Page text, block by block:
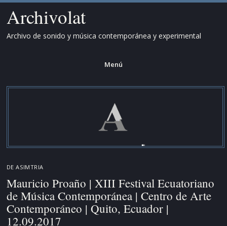
Archivolat
Archivo de sonido y música contemporánea y experimental
Menú
Saltar
DEASIMTRIA
Mauricio Proaño | XIII Festival Ecuatoriano
de Música Contemporánea | Centro de Arte
Contemporáneo | Quito, Ecuador |
12.09.2017